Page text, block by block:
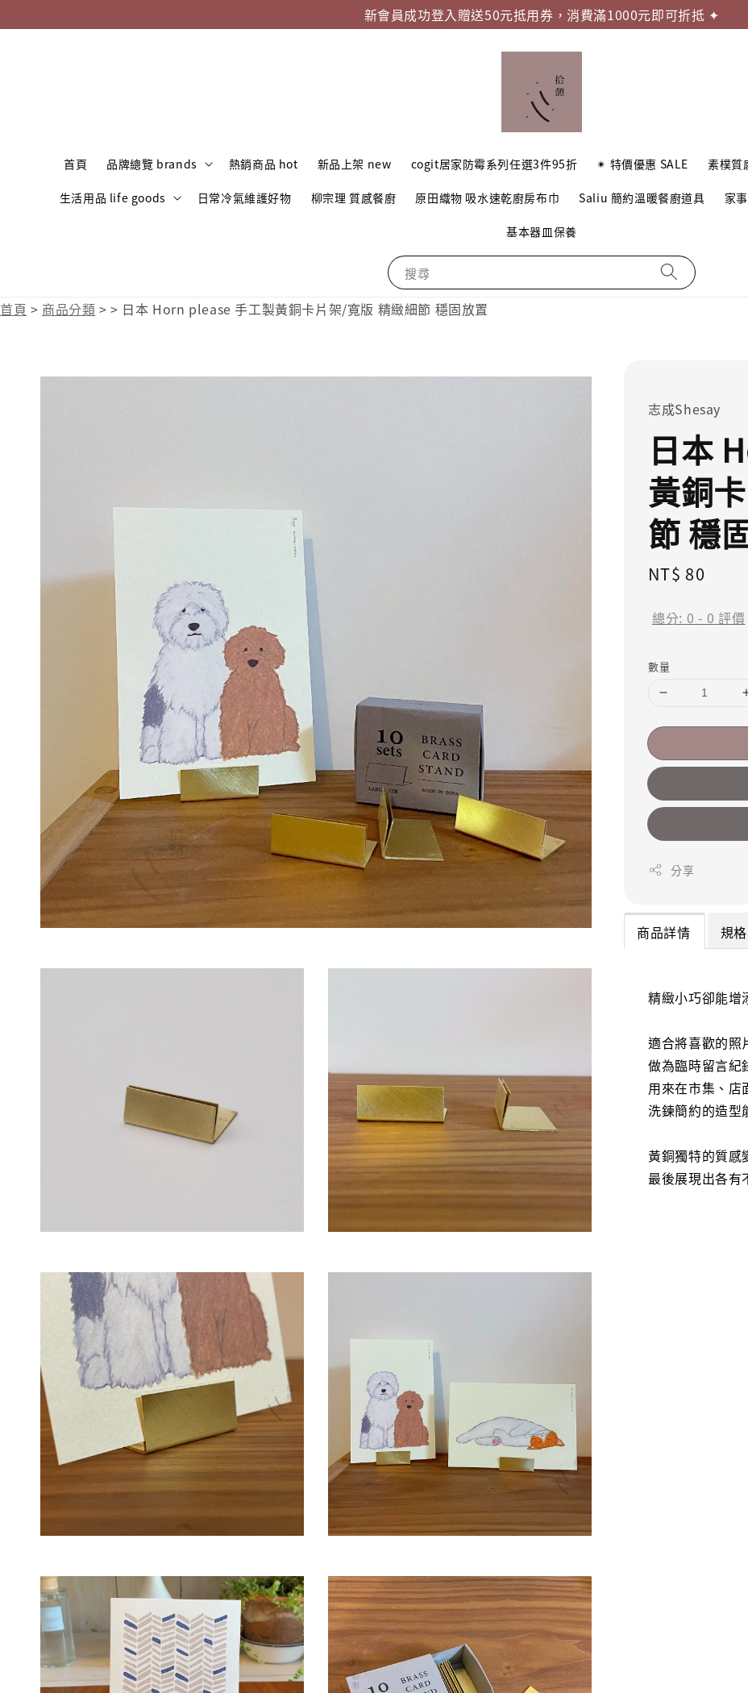
新會員成功登入贈送50元抵用券，消費滿1000元即可折抵 ✦
搜尋
首頁 品牌總覽 brands 熱銷商品 hot 新品上架 new cogit居家防霉系列任選3件95折 ✴︎ 特價優惠 SALE 素樸質
生活用品 life goods 日常冷氣維護好物 柳宗理 質感餐廚 原田織物 吸水速乾廚房布巾 Saliu 簡約溫暖餐廚道具 家
基本器皿保養
首頁 > 商品分類 >> 日本 Horn please 手工製黃銅卡片架/寬版 精緻細節 穩固放置
志成Shesay
日本
黃銅
節 穩
Regular
NT$ 80
總分: 0 - 0 評價
數量
分享
商品詳情 規
精緻小巧卻能增
適合將喜歡的照
做為臨時留言紀
用來在市集、店
洗鍊簡約的造型
黃銅獨特的質感
最後展現出各有